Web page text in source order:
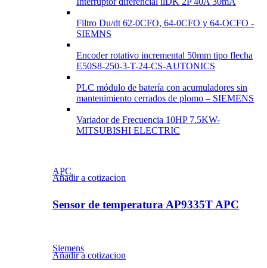
Filtro Du/dt 62-0CFO, 64-0CFO y 64-OCFO -
SIEMNS
Encoder rotativo incremental 50mm tipo flecha
E50S8-250-3-T-24-CS-AUTONICS
PLC módulo de batería con acumuladores sin
mantenimiento cerrados de plomo – SIEMENS
Variador de Frecuencia 10HP 7.5KW-
MITSUBISHI ELECTRIC
APC
Añadir a cotizacion
Sensor de temperatura AP9335T APC
Siemens
Añadir a cotizacion